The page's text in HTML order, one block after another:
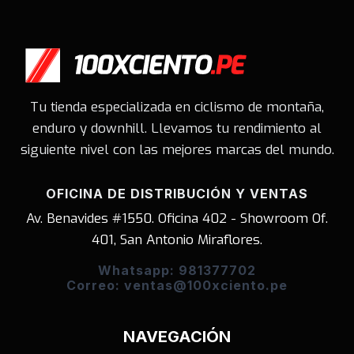
Tu tienda especializada en ciclismo de montaña,
enduro y downhill. Llevamos tu rendimiento al
siguiente nivel con las mejores marcas del mundo.
OFICINA DE DISTRIBUCIÓN Y VENTAS
Av. Benavides #1550. Oficina 402 - Showroom Of.
401, San Antonio Miraflores.
Whatsapp: 981377702
Correo: ventas@100xciento.pe
NAVEGACIÓN